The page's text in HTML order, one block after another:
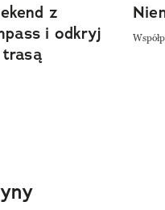
z
i odkryj